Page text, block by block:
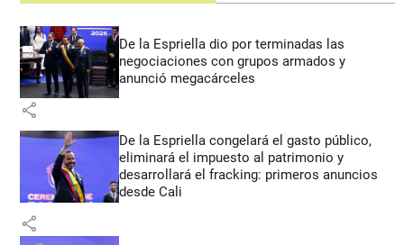
De la Espriella dio por terminadas las
negociaciones con grupos armados y
anunció megacárceles
share
De la Espriella congelará el gasto público,
eliminará el impuesto al patrimonio y
desarrollará el fracking: primeros anuncios
desde Cali
share